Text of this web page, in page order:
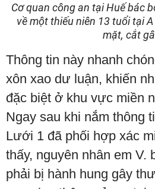
Cơ quan công an tại Huế bác
về một thiếu niên 13 tuổi tại
mặt, cắt
Thông tin này nhanh
xôn xao dư luận, khiến
đặc biệt ở khu vực miền
Ngay sau khi nắm thông
Lưới 1 đã phối hợp xác
thấy, nguyên nhân em V.
phải bị hành hung gây